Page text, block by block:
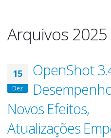
Arquivos 2025
15
Dez
OpenShot
Novos Efeitos,
Atualizações